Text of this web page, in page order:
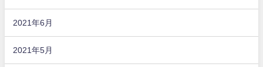
2021年6月
2021年5月